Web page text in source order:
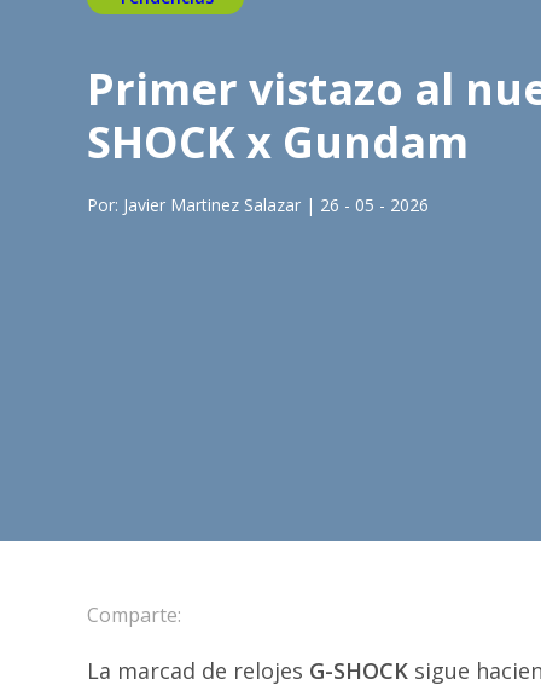
Primer vistazo al
SHOCK x Gundam
Por: Javier Martinez Salazar | 26 - 05 - 2026
Comparte:
La marcad de relojes G-SHOCK sigue